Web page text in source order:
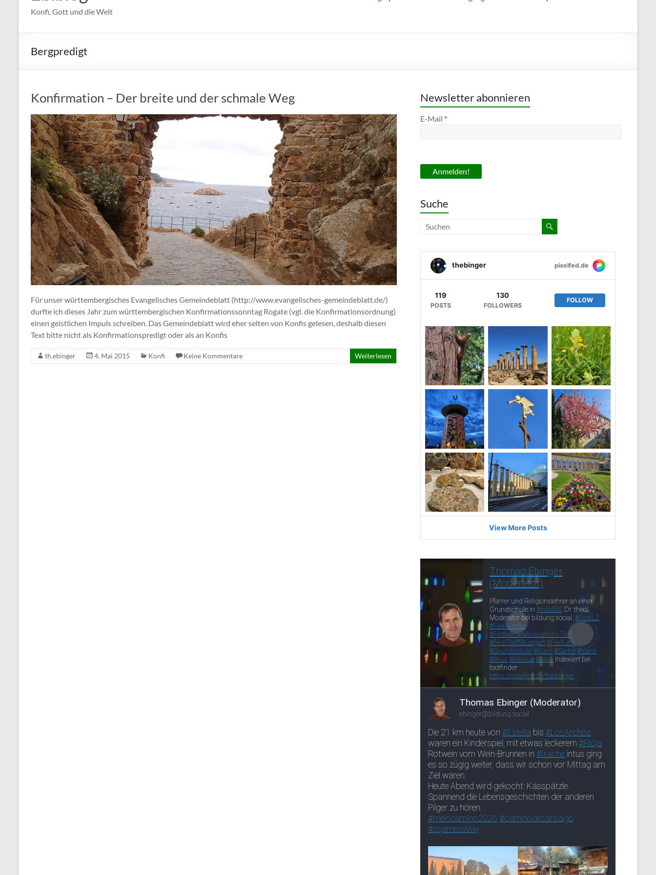
Konfi, Gott und die Welt
Bergpredigt
Konfirmation – Der breite und der schmale Weg
Für unser württembergisches Evangelisches Gemeindeblatt (http://www.evangelisches-gemeindeblatt.de/)
durfte ich dieses Jahr zum württembergischen Konfirmationssonntag Rogate (vgl. die Konfirmationsordnung)
einen geistlichen Impuls schreiben. Das Gemeindeblatt wird eher selten von Konfis gelesen, deshalb diesen
Text bitte nicht als Konfirmationspredigt oder als an Konfis
th.ebinger 4. Mai 2015 Konfi Keine Kommentare Weiterlesen
Newsletter abonnieren
E-Mail *
Suche